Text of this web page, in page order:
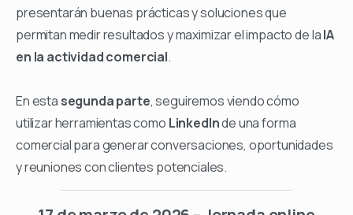
presentarán buenas prácticas y soluciones que
permitan medir resultados y maximizar el impacto de laIA
en la actividad comercial.
En esta segunda parte, seguiremos viendo cómo
utilizar herramientas como LinkedInde una forma
comercial para generar conversaciones, oportunidades
y reuniones con clientes potenciales.